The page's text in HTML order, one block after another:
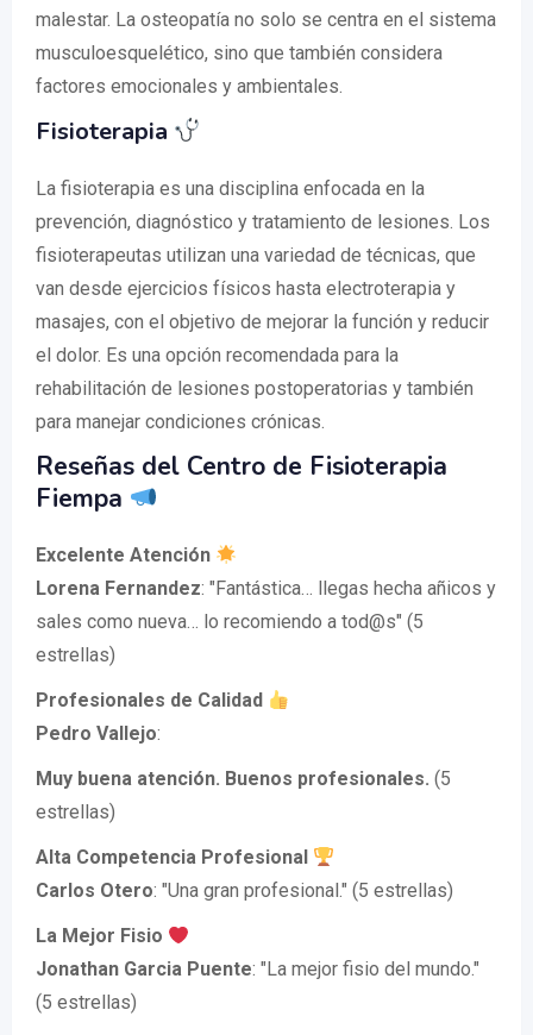
malestar. La osteopatía no solo se centra en el sistema
musculoesquelético, sino que también considera
factores emocionales y ambientales.
Fisioterapia
La fisioterapia es una disciplina enfocada en la
prevención, diagnóstico y tratamiento de lesiones. Los
fisioterapeutas utilizan una variedad de técnicas, que
van desde ejercicios físicos hasta electroterapia y
masajes, con el objetivo de mejorar la función y reducir
el dolor. Es una opción recomendada para la
rehabilitación de lesiones postoperatorias y también
para manejar condiciones crónicas.
Reseñas del Centro de Fisioterapia
Fiempa
Excelente Atención
Lorena Fernandez: "Fantástica… llegas hecha añicos y
sales como nueva… lo recomiendo a tod@s" (5
estrellas)
Profesionales de Calidad
Pedro Vallejo:
Muy buena atención. Buenos profesionales. (5
estrellas)
Alta Competencia Profesional
Carlos Otero: "Una gran profesional." (5 estrellas)
La Mejor Fisio
Jonathan Garcia Puente: "La mejor fisio del mundo."
(5 estrellas)